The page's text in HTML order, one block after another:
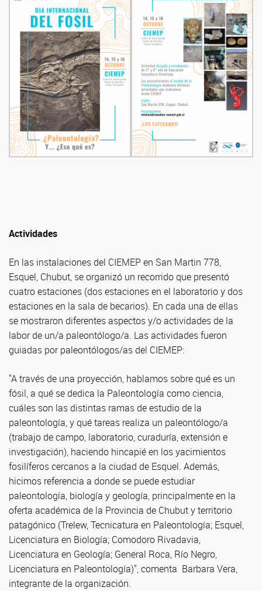
Actividades
En las instalaciones del CIEMEP en San Martin 778,
Esquel, Chubut, se organizó un recorrido que presentó
cuatro estaciones (dos estaciones en el laboratorio y dos
estaciones en la sala de becarios). En cada una de ellas
se mostraron diferentes aspectos y/o actividades de la
labor de un/a paleontólogo/a. Las actividades fueron
guiadas por paleontólogos/as del CIEMEP:
"A través de una proyección, hablamos sobre qué es un
fósil, a qué se dedica la Paleontología como ciencia,
cuáles son las distintas ramas de estudio de la
paleontología, y qué tareas realiza un paleontólogo/a
(trabajo de campo, laboratorio, curaduría, extensión e
investigación), haciendo hincapié en los yacimientos
fosilíferos cercanos a la ciudad de Esquel. Además,
hicimos referencia a donde se puede estudiar
paleontología, biología y geología, principalmente en la
oferta académica de la Provincia de Chubut y territorio
patagónico (Trelew, Tecnicatura en Paleontología; Esquel,
Licenciatura en Biología; Comodoro Rivadavia,
Licenciatura en Geología; General Roca, Río Negro,
Licenciatura en Paleontología)", comenta Barbara Vera,
integrante de la organización.